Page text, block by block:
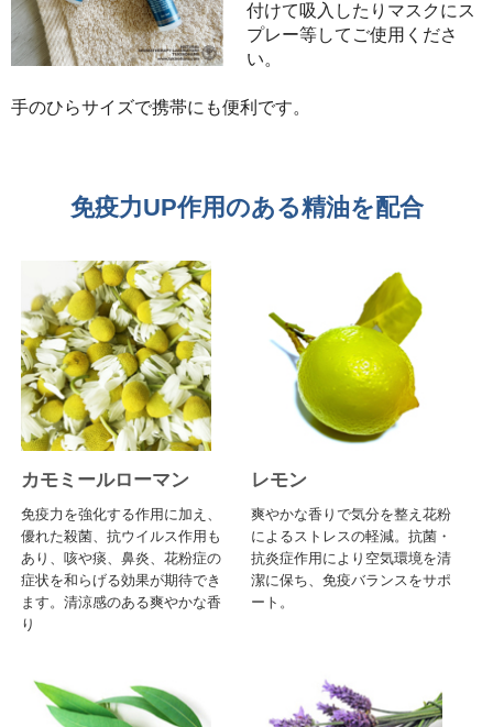
付けて吸入したりマスクにス
プレー等してご使用くださ
い。
手のひらサイズで携帯にも便利です。
免疫力UP作用のある精油を配合
カモミールローマン
免疫力を強化する作用に加え、
優れた殺菌、抗ウイルス作用も
あり、咳や痰、鼻炎、花粉症の
症状を和らげる効果が期待でき
ます。清涼感のある爽やかな香
り
レモン
爽やかな香りで気分を整え花粉
によるストレスの軽減。抗菌・
抗炎症作用により空気環境を清
潔に保ち、免疫バランスをサポ
ート。